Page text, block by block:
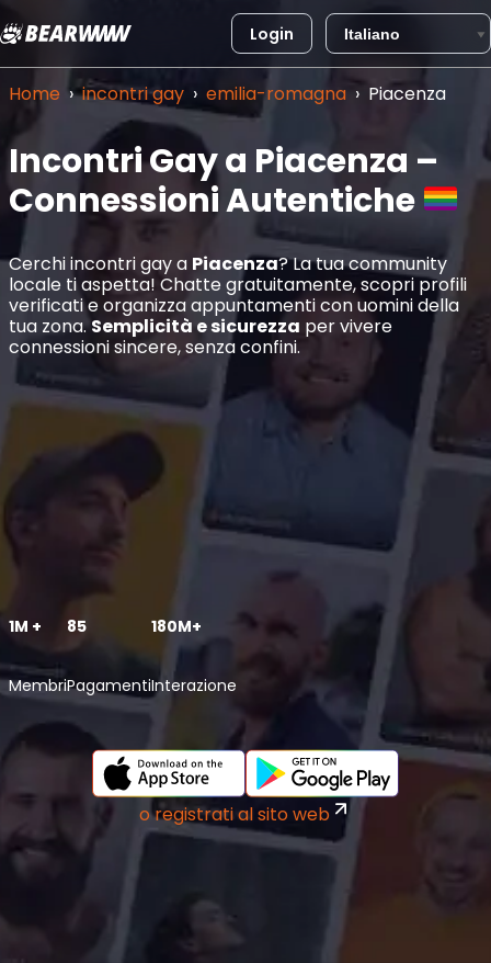
Vai
al
Login
Home › incontri gay › emilia-romagna › Piacenza
Incontri Gay a Piacenza –
Connessioni Autentiche
Cerchi incontri gay a Piacenza? La tua community
locale ti aspetta! Chatte gratuitamente, scopri profili
verificati e organizza appuntamenti con uomini della
tua zona.Semplicità e sicurezza per vivere
connessioni sincere, senza confini.
1M +
Membri
85
Pagamenti
180M+
Interazione
o registrati al sito web